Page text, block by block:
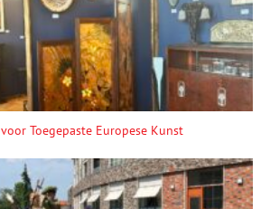
Toegepaste Europese Kunst